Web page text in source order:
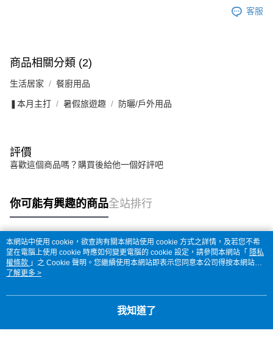
客服
商品相關分類 (2)
生活居家 餐廚用品
❚本月主打 暑假旅遊趣 防曬/戶外用品
評價
喜歡這個商品嗎？購買後給他一個好評吧
你可能有興趣的商品全站排行
熱門標籤
本網站中使用 cookie，欲查詢有關本網站使用 cookie 方式之詳情，及若您不希
望在電腦上使用 cookie 時應如何變更電腦的 cookie 設定，請參閱本網站「 隱私
權條款 」之 Cookie 聲明。您繼續使用本網站即表示您同意本公司得按本網站使
用條款之 Cookie 聲明使用 cookie。
了解更多 >
我知道了